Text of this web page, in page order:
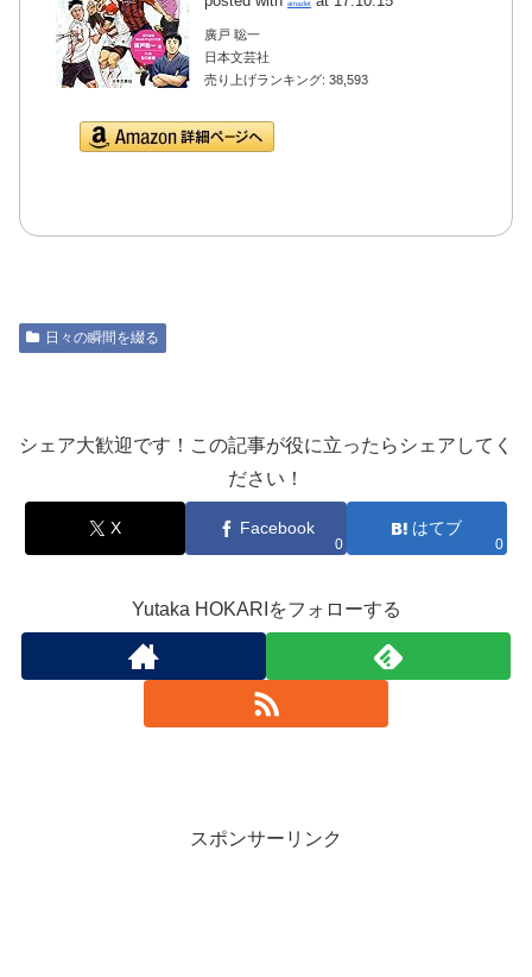
amazlet
廣戸 聡一
日本文芸社
売り上げランキング: 38,593
日々の瞬間を綴る
シェア大歓迎です！この記事が役に立ったらシェアしてく
ださい！
X Facebook
0
はてブ
0
Yutaka HOKARIをフォローする
スポンサーリンク